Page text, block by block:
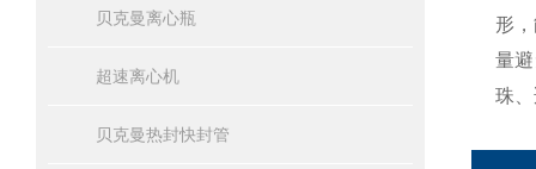
贝克曼离心瓶
超速离心机
贝克曼热封快封管
形
量
珠